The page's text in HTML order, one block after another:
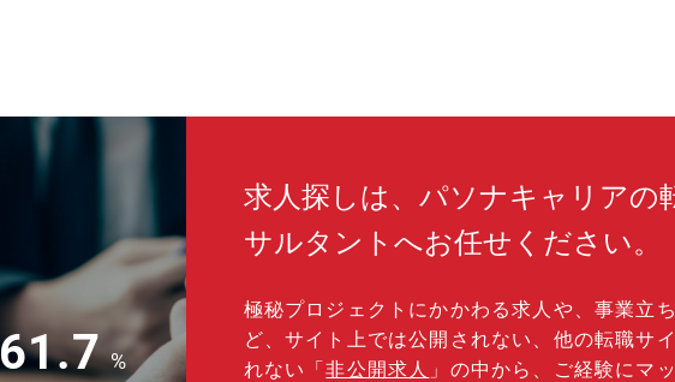
61.7 %
求人探しは、パソナキャリアの
サルタントへお任せください。
極秘プロジェクトにかかわる求人や、事業立
ど、サイト上では公開されない、他の転職サ
れない「非公開求人 」の中から、ご経験にマ